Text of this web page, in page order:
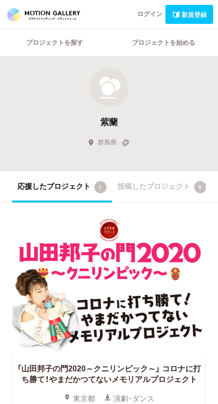
ログイン 新規登録
プロジェクトを探す プロジェクトを始める
紫蘭
群馬県
応援したプロジェクト 1 投稿したプロジェクト 0
「山田邦子の門2020～クニリンピック～」 コロナに打
ち勝て！やまだかつてないメモリアルプロジェクト
東京都 演劇・ダンス